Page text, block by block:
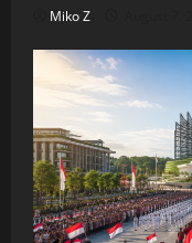
Miko Z